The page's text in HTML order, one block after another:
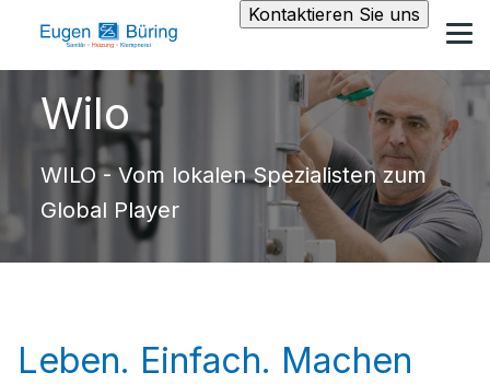
Kontaktieren Sie uns
Wilo
WILO - Vom lokalen Spezialisten zum
Global Player
Leben. Einfach. Machen